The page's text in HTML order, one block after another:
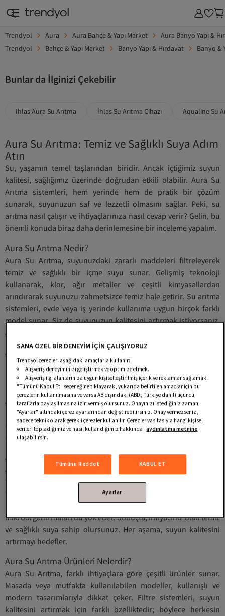
& AKSESUAR KOZMETİK & KİŞİSEL BAKIM EV & MOBİLYA
Trendyol Aura Aura Bahçe & Yapı Market
Aura Banyo Yapı &
Trendyol
Bahçe & Yapı Market Banyo Yapı & Hırdavat Banyo &
Bunlar da İlginizi Çekebilir
Ihlas Aura Su Arıtma İhlas Su Arıtma Cihazı Aqualine Su
Aura Su Arıtma: Temiz ve Sağlıklı Suya Adım
Atın
Su, yaşamın temel taşlarından biridir. Ancak içtiğimiz suyun
kalitesi, sağlığımız üzerinde doğrudan etkili olabilir. Aura Su
Arıtma sistemleri, hem yerinde hem de pratik bir çözüm
sunarak, suyunuzun saf ve lezzetli olmasını sağlar. Peki, su
arıtma nasıl çalışır ve ihtiyaçlarınıza nasıl cevap verir? Gelin, bu
önemli konuda biraz daha derinlemesine bir inceleme yapalım.
Aura Su Arıtma Nedir?
Aura Su Arıtma, suyunuzdaki zararlı maddeleri filtreleyerek
temiz ve sağlıklı bir içme suyu sunar. Gelişmiş teknoloji
kullanarak, klor, ağır metaller ve çeşitli kimyasallardan
arındırarak suyunuzu zahmetsizce temiz hale getirir. Su arıtma
sistemleri, evde veya iş yerinde kullanıma uygun birçok farklı
model sunar. Siz de suyunuzun kalitesini artırmak istiyorsanız,
Aura Su Arıtma ile tanışmalısınız.
Aura Su Arıtma Sistemlerinin Avantajları
Bu sistemlerin en büyük avantajlarından biri hijyenik su
sağlamalarıdır. Gelişmiş filtreleme yöntemleri sayesinde,
suyunuzdaki bakteriler ve kirleticiler büyük ölçüde azaltılır.
Ayrıca, Aura Su Arıtma sistemleri enerji tasarrufu da sağlar.
Elektrikli modeller, düşük enerji tüketimleri sayesinde hem
çevre dostudur hem de faturalarınızı azaltır. Uygun fiyatlı
çözümler ile herkes sağlıklı suya erişebilir.
Aura Su Arıtma Nasıl Çalışır?
Aura Su Arıtma sistemleri, birkaç aşamadan oluşan bir
filtreleme süreci ile suyunuzu arıtır. İlk aşamada kaba kirleticiler
filtrelenir. Sonrasında, karbon filtreler sayesinde klor gibi
kimyasallar giderilirken, ince filtreler, ağır metaller ve
mikroorganizmaları da yok eder. Sonuçta, ihtiyacınız olan temiz
ve sağlıklı suya sahip olursunuz. Her aşama, suyun kalitesini
artırmayı hedefler.
Aura Su Arıtma Ürünleri Nelerdir?
Aura Su Arıtma, farklı ihtiyaçlara göre çeşitli ürünler sunar.
Masada veya mutfakta kullanılabilen modeller, kullanışlı ve
modern tasarımlarıyla dikkat çeker. Filtre sistemleri, suyun
kalitesini artırmak için farklı özelliktedir; böylece herkesin
SANA ÖZEL BİR DENEYİM İÇİN ÇALIŞIYORUZ
Trendyol çerezleri aşağıdaki amaçlarla kullanır:
Alışveriş deneyiminizi geliştirmek ve optimize etmek.
Alışveriş ilgi alanlarınıza uygun kişiselleştirilmiş içerik ve reklamlar sağlamak.
"Tümünü Kabul Et" seçeneğine tıklayarak, yukarıda belirtilen amaçlar için bu
çerezlerin kullanılmasına ve varsa AB dışındaki (ABD, Türkiye dahil) üçüncü
taraflarla paylaşılmasına izin vermiş olursunuz. Onayınızı istediğiniz zaman
"Ayarlar" altındaki çerez ayarlarından değiştirebilirsiniz. Onay vermezseniz,
sadece teknik olarak gerekli çerezler kullanılır. Çerezler vasıtasıyla hangi kişisel
verileri topladığımız ve nasıl kullandığımız hakkında aydınlatma metnine
ulaşabilirsin.
Tümünü Reddet KABUL ET
Ayarlar